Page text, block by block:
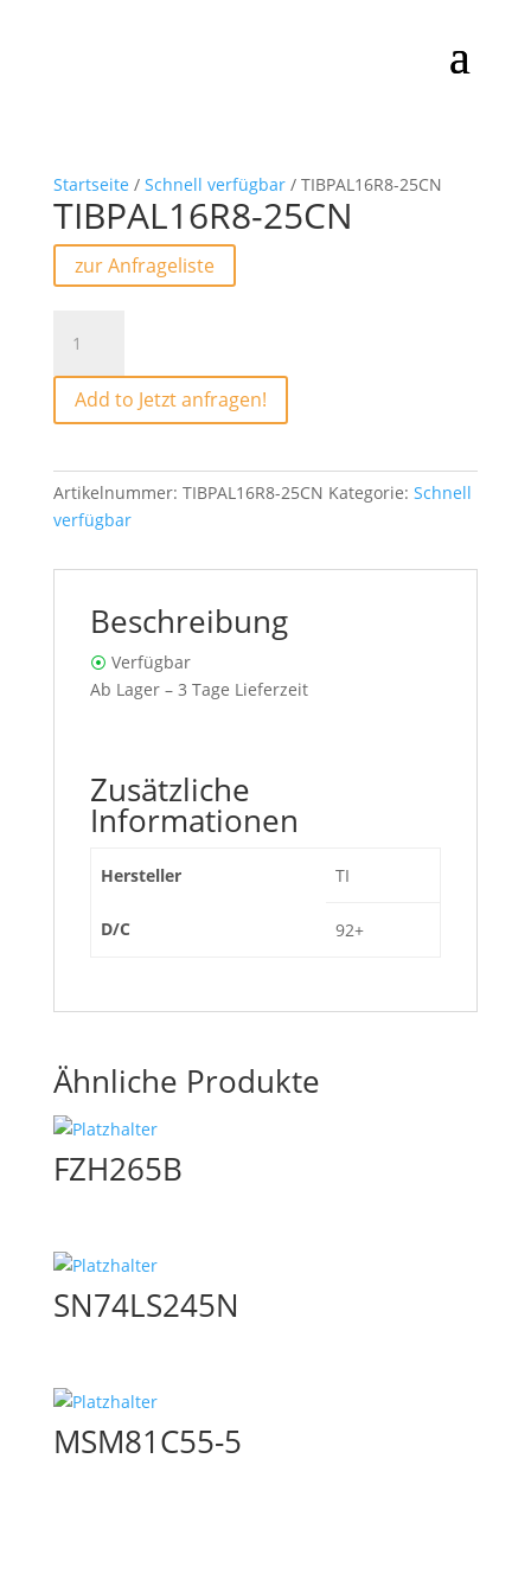
Startseite / Schnell verfügbar/ TIBPAL16R8-25CN
TIBPAL16R8-25CN
zur Anfrageliste
25CN
Menge
Add to Jetzt anfragen!
Artikelnummer: TIBPAL16R8-25CN Kategorie: Schnell
verfügbar
Beschreibung
⦿ Verfügbar
Ab Lager – 3 Tage Lieferzeit
Zusätzliche
Informationen
Hersteller TI
D/C 92+
Ähnliche Produkte
FZH265B
SN74LS245N
MSM81C55-5